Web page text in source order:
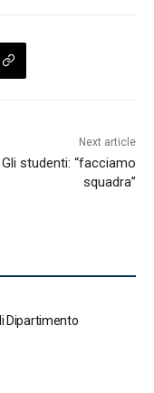
Next article
Gli studenti: “facciamo
squadra”
Dipartimento